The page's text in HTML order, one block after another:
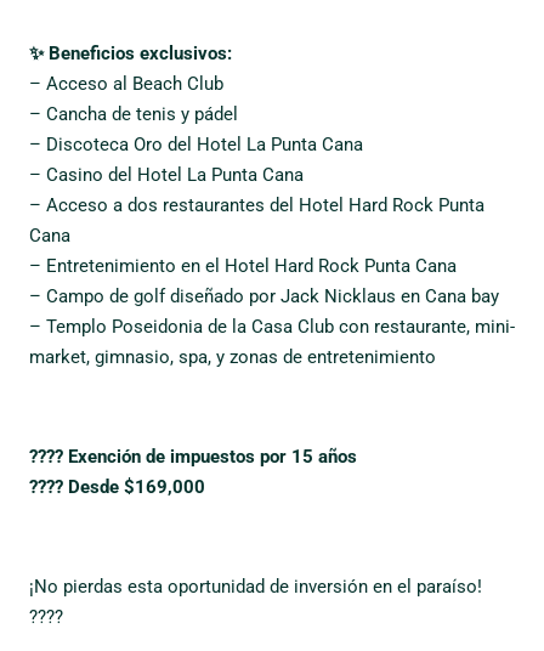
✨ Beneficios exclusivos:
– Acceso al Beach Club
– Cancha de tenis y pádel
– Discoteca Oro del Hotel La Punta Cana
– Casino del Hotel La Punta Cana
– Acceso a dos restaurantes del Hotel Hard Rock Punta
Cana
– Entretenimiento en el Hotel Hard Rock Punta Cana
– Campo de golf diseñado por Jack Nicklaus en Cana bay
– Templo Poseidonia de la Casa Club con restaurante, mini-
market, gimnasio, spa, y zonas de entretenimiento
???? Exención de impuestos por 15 años
???? Desde $169,000
¡No pierdas esta oportunidad de inversión en el paraíso!
????